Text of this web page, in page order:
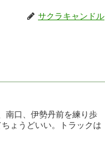
サクラキャンドル
南口、伊勢丹前を練り歩
ょうどいい。トラックは